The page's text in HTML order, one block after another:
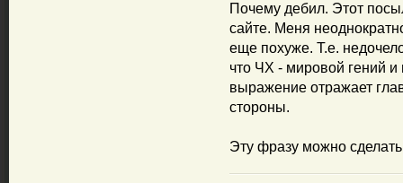
Почему дебил. Этот
сайте. Меня
еще похуже. Т.е.
что ЧХ - мировой гений и
выражение отражает
стороны.
Эту фразу можно